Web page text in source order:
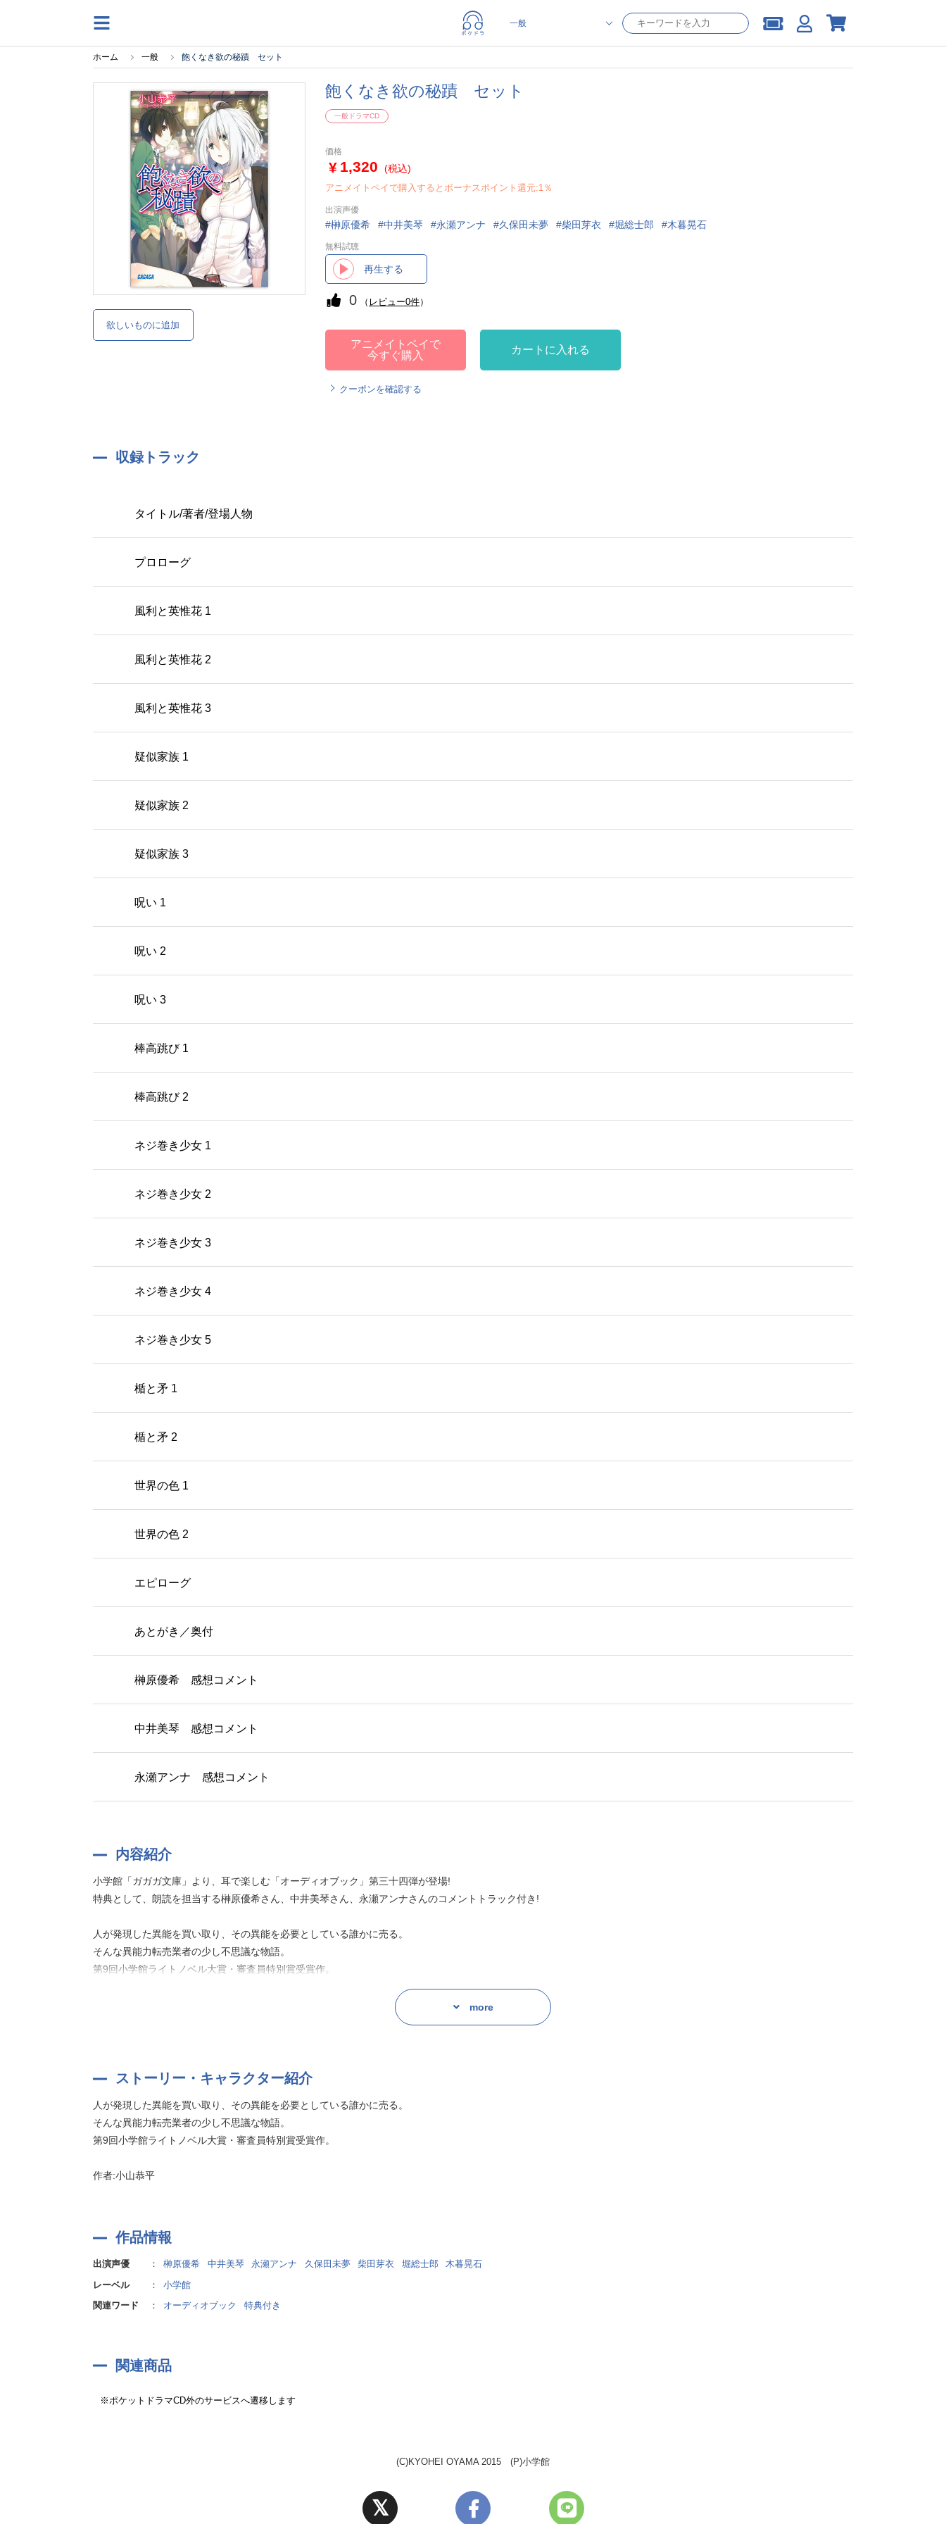
ホーム 一般 飽くなき欲の秘蹟 セット
欲しいものに追加
飽くなき欲の秘蹟 セット
一般ドラマCD
価格
1,320 (税込)
アニメイトペイで購入するとボーナスポイント還元:1％
出演声優
榊原優希 中井美琴 永瀬アンナ 久保田未夢 柴田芽衣 堀総士郎 木暮晃石
無料試聴
再生する
0 （ レビュー0件）
アニメイトペイで
今すぐ購入
カートに入れる
クーポンを確認する
収録トラック
タイトル/著者/登場人物
プロローグ
風利と英惟花 1
風利と英惟花 2
風利と英惟花 3
疑似家族 1
疑似家族 2
疑似家族 3
呪い 1
呪い 2
呪い 3
棒高跳び 1
棒高跳び 2
ネジ巻き少女 1
ネジ巻き少女 2
ネジ巻き少女 3
ネジ巻き少女 4
ネジ巻き少女 5
楯と矛 1
楯と矛 2
世界の色 1
世界の色 2
エピローグ
あとがき／奥付
榊原優希 感想コメント
中井美琴 感想コメント
永瀬アンナ 感想コメント
内容紹介
小学館「ガガガ文庫」より、耳で楽しむ「オーディオブック」第三十四弾が登場!
特典として、朗読を担当する榊原優希さん、中井美琴さん、永瀬アンナさんのコメントトラック付き!
人が発現した異能を買い取り、その異能を必要としている誰かに売る。
そんな異能力転売業者の少し不思議な物語。
第9回小学館ライトノベル大賞・審査員特別賞受賞作。
more
ストーリー・キャラクター紹介
人が発現した異能を買い取り、その異能を必要としている誰かに売る。
そんな異能力転売業者の少し不思議な物語。
第9回小学館ライトノベル大賞・審査員特別賞受賞作。
作者:小山恭平
作品情報
出演声優 ： 榊原優希 中井美琴 永瀬アンナ 久保田未夢 柴田芽衣 堀総士郎
木暮晃石
レーベル
：
小学館
関連ワード
： オーディオブック 特典付き
関連商品
※ポケットドラマCD外のサービスへ遷移します
(C)KYOHEI OYAMA 2015 (P)小学館